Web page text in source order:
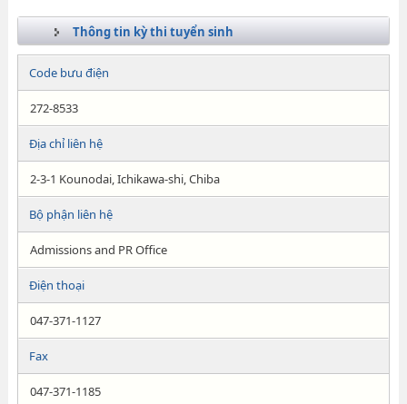
Thông tin kỳ thi tuyển sinh
Code bưu điện
272-8533
Địa chỉ liên hệ
2-3-1 Kounodai, Ichikawa-shi, Chiba
Bộ phận liên hệ
Admissions and PR Office
Điện thoại
047-371-1127
Fax
047-371-1185